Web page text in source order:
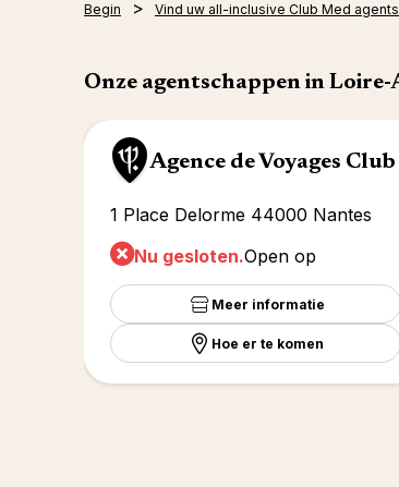
Begin Vind uw all-inclusive Club Med
Onze agentschappen in
Agence de Voyages
1 Place Delorme 44000 Nantes
Nu gesloten.Open op
Meer informatie
Hoe er te komen